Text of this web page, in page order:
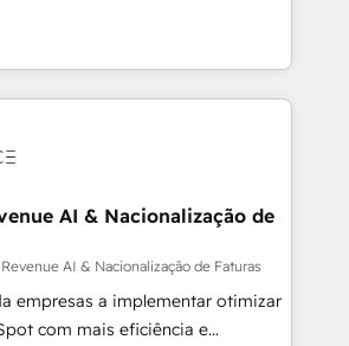
and strategic guidance you
500+ projects across the U.S.,
we combine global expertise with
Today, we are Brazil’s largest
by companies across
Migration Onboarding across all
Intercom, and more. Custom
and integrations built for
WhatsApp, email, paid
drive pipeline. 🤖 AI Custom
AI & Nacionalização de
AI & Nacionalização de Faturas
empresas a implementar otimizar
com mais eficiência e